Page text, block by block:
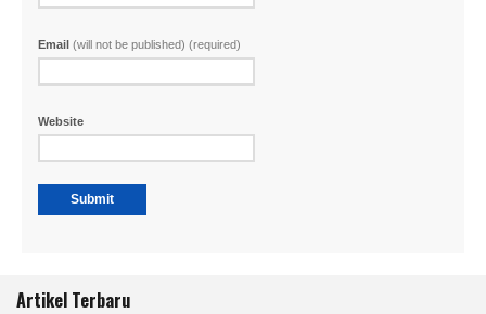
Email (will not be published) (required)
Website
Artikel Terbaru